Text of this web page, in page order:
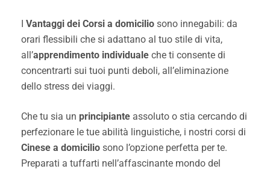
I Vantaggi dei Corsi a domicilio sono innegabili: da
orari flessibili che si adattano al tuo stile di vita,
all’apprendimento individuale che ti consente di
concentrarti sui tuoi punti deboli, all’eliminazione
dello stress dei viaggi.
Che tu sia un principiante assoluto o stia cercando di
perfezionare le tue abilità linguistiche, i nostri corsi di
Cinese a domicilio sono l’opzione perfetta per te.
Preparati a tuffarti nell’affascinante mondo del